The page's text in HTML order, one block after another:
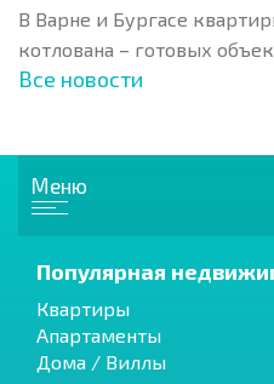
В Варне и Бургасе
котлована – готовых
Все новости
Меню
Популярная
Квартиры
Апартаменты
Дома / Виллы